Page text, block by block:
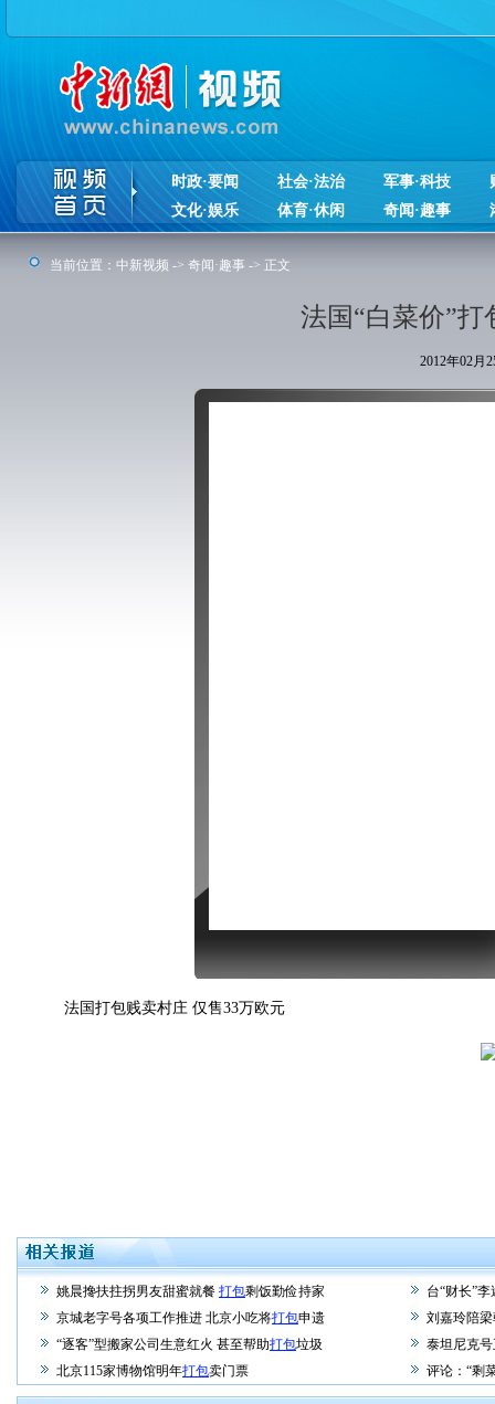
时政·要闻 社会·法治 军事·科技
文化·娱乐
体育·休闲 奇闻·趣事
当前位置： 中新视频 -> 奇闻·趣事 -> 正文
法国“白菜价”打
2012年02月
法国打包贱卖村庄 仅售33万欧元
姚晨搀扶拄拐男友甜蜜就餐 打包剩饭勤俭持家
台“财长”
京城老字号各项工作推进 北京小吃将打包申遗
刘嘉玲陪
“逐客”型搬家公司生意红火 甚至帮助打包垃圾
泰坦尼克
北京115家博物馆明年打包卖门票 评论：“剩